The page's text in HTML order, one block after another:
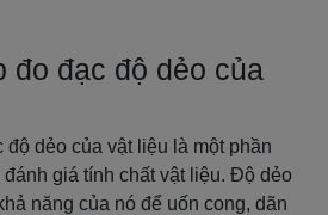
đo đạc độ dẻo của
dẻo của vật liệu là một phần
giá tính chất vật liệu. Độ dẻo
năng của nó để uốn cong, dãn